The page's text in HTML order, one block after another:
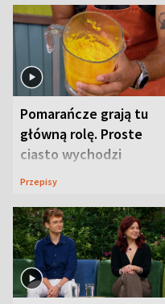
Pomarańcze grają tu
główną rolę. Proste
ciasto wychodzi
wyjątkowo wilgotne
Przepisy